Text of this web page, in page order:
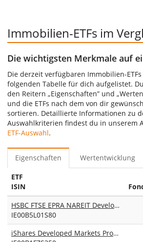
Immobilien-ETFs im
Die wichtigsten Merkmale auf
Die derzeit verfügbaren Immobilien-
folgenden Tabelle für dich aufgelistet.
den Reitern „Eigenschaften” und
und die ETFs nach dem von dir
sortieren. Detaillierte Informationen zu
Auswahlkriterien findest du in unserem
ETF-Auswahl.
Eigenschaften Wertentwicklung
ETF
ISIN
HSBC FTSE EPRA NAREIT Developed UCITS ETF USD
IE00B5L01S80
iShares Developed Markets Property Yield UCITS ETF